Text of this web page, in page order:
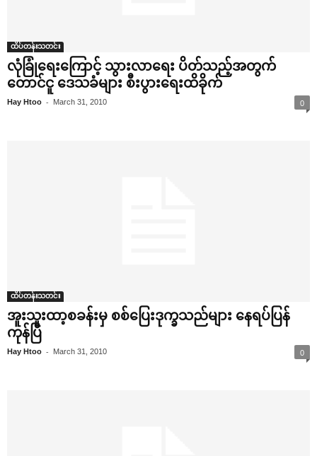
ထိပ်တန်းသတင်း
လုံခြုံ‌ရေး‌ကြောင့် သွားလာ‌ရေး ပိတ်သည့်အတွက်
‌တောင်ငူ ‌ဒေသခံများ စီးပွား‌ရေးထိခိုက်
Hay Htoo - March 31, 2010 0
ထိပ်တန်းသတင်း
အူးသူးထာ့စခန်းမှ စစ်‌ပြေးဒုက္ခသည်များ ‌နေရပ်ပြန်
ကုန်ပြီ
Hay Htoo - March 31, 2010 0